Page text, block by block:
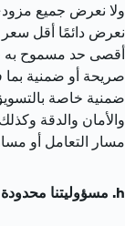
ولا نعرض جميع
أقصى حد مسموح به
صريحة أو ضمنية
ضمنية خاصة
والأمان والدقة
مسار التعامل أو مسار
مسؤوليتنا محدودة